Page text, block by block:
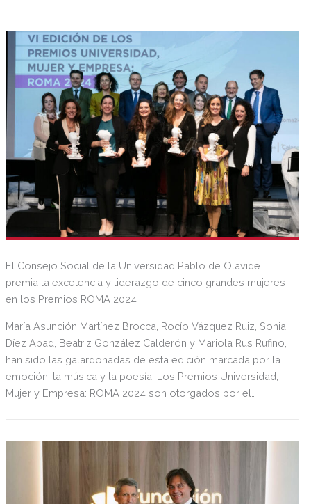
El Consejo Social de la Universidad Pablo de Olavide
premia la excelencia y liderazgo de cinco grandes mujeres
en los Premios ROMA 2024
María Asunción Martínez Brocca, Rocío Vázquez Ruiz, Sonia
Díez Abad, Beatriz González Calderón y Mariola Rus Rufino,
han sido las galardonadas de esta edición marcada por la
emoción, la música y la poesía. Los Premios Universidad,
Mujer y Empresa: ROMA 2024 son otorgados por el
Cajasol, para reconocer a estas mujeres “que vuelan alto”
en diversos ámbitos económico sociales.